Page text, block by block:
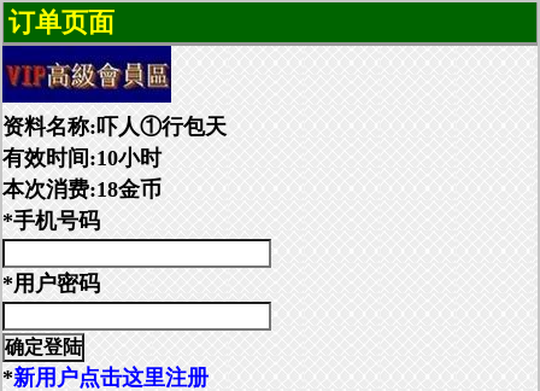
订单页面
资料名称:吓人①行包天
有效时间:10小时
本次消费:18金币
*手机号码
*用户密码
*新用户点击这里注册